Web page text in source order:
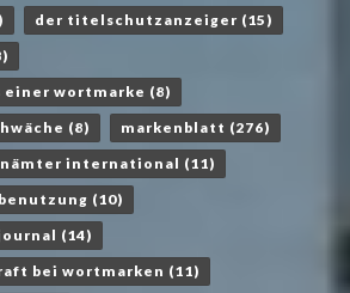
der titelschutzanzeiger (15)
wortmarke (8)
(8) markenblatt (276)
international (11)
(10)
(14)
bei wortmarken (11)